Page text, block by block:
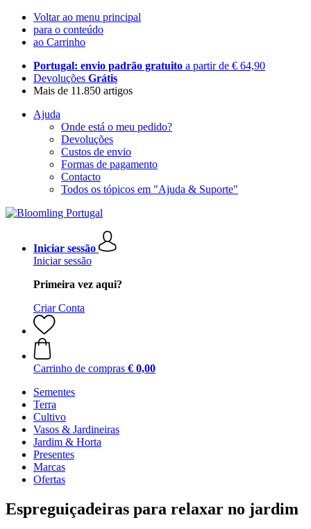
Voltar ao menu principal
para o conteúdo
ao Carrinho
Portugal: envio padrão gratuito a partir de € 64,90
Devoluções Grátis
Mais de 11.850 artigos
Ajuda
Onde está o meu pedido?
Devoluções
Custos de envio
Formas de pagamento
Contacto
Todos os tópicos em "Ajuda & Suporte"
Iniciar sessão
Iniciar sessão
Primeira vez aqui?
Criar Conta
Carrinho de compras € 0,00
Sementes
Terra
Cultivo
Vasos & Jardineiras
Jardim & Horta
Presentes
Marcas
Ofertas
Espreguiçadeiras para relaxar no jardim